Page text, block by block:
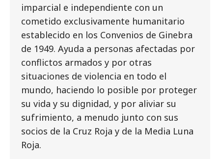
imparcial e independiente con un
cometido exclusivamente humanitario
establecido en los Convenios de Ginebra
de 1949. Ayuda a personas afectadas por
conflictos armados y por otras
situaciones de violencia en todo el
mundo, haciendo lo posible por proteger
su vida y su dignidad, y por aliviar su
sufrimiento, a menudo junto con sus
socios de la Cruz Roja y de la Media Luna
Roja.